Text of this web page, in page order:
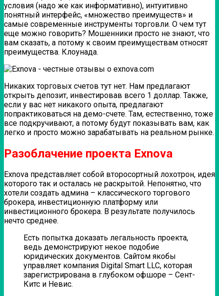
условия (надо же как информативно), интуитивно
понятный интерфейс, «множество преимуществ» и
самые современные инструменты торговли. О чем тут
еще можно говорить? Мошенники просто не знают, что
вам сказать, а потому к своим преимуществам относят
преимущества. Клоунада.
Никаких торговых счетов тут нет. Нам предлагают
открыть депозит, инвестировав всего 1 доллар. Также,
если у вас нет никакого опыта, предлагают
попрактиковаться на демо-счете. Там, естественно, тоже
все подкручивают, а потому будут показывать вам, как
легко и просто можно зарабатывать на реальном рынке.
Разоблачение проекта Exnova
Exnova представляет собой второсортный лохотрон, идея
которого так и осталась не раскрытой. Непонятно, что
хотели создать админа – классического торгового
брокера, инвестиционную платформу или
инвестиционного брокера. В результате получилось
нечто среднее.
Есть попытка доказать легальность проекта,
ведь демонстрируют некое подобие
юридических документов. Сайтом якобы
управляет компания Digital Smart LLC, которая
зарегистрирована в глубоком офшоре – Сент-
Китс и Невис.